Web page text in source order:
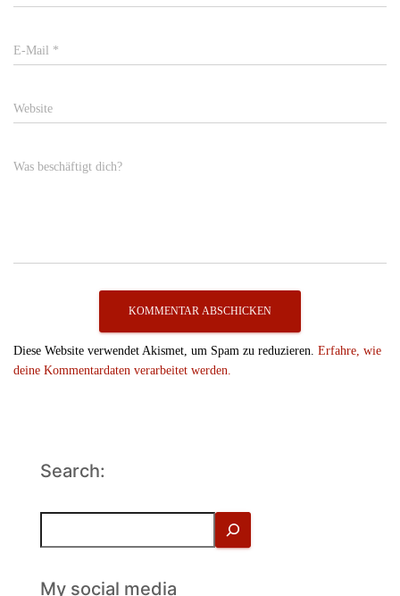
E-Mail *
Website
Was beschäftigt dich?
Diese Website verwendet Akismet, um Spam zu reduzieren. Erfahre, wie
deine Kommentardaten verarbeitet werden.
Search:
hMy social media